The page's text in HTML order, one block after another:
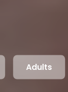
Adults